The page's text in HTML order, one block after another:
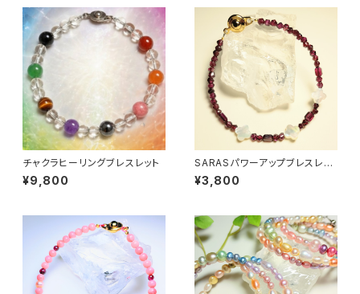
チャクラヒーリングブレスレット
¥9,800
SARASパワーアップブレスレッ
ト
¥3,800